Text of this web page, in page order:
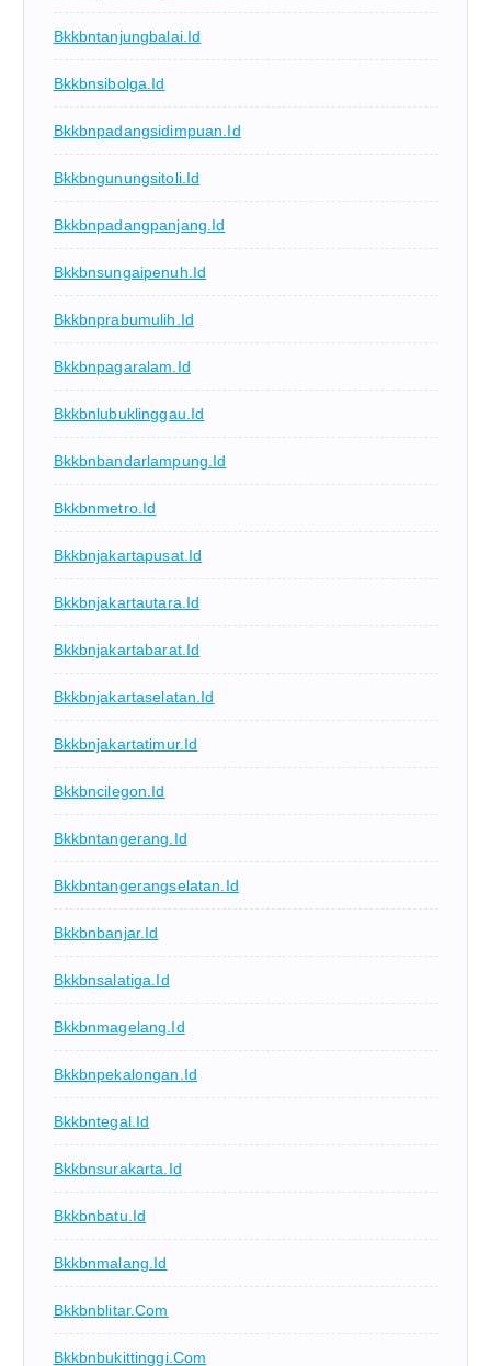
Bkkbntanjungbalai.id
Bkkbnsibolga.id
Bkkbnpadangsidimpuan.id
Bkkbngunungsitoli.id
Bkkbnpadangpanjang.id
Bkkbnsungaipenuh.id
Bkkbnprabumulih.id
Bkkbnpagaralam.id
Bkkbnlubuklinggau.id
Bkkbnbandarlampung.id
Bkkbnmetro.id
Bkkbnjakartapusat.id
Bkkbnjakartautara.id
Bkkbnjakartabarat.id
Bkkbnjakartaselatan.id
Bkkbnjakartatimur.id
Bkkbncilegon.id
Bkkbntangerang.id
Bkkbntangerangselatan.id
Bkkbnbanjar.id
Bkkbnsalatiga.id
Bkkbnmagelang.id
Bkkbnpekalongan.id
Bkkbntegal.id
Bkkbnsurakarta.id
Bkkbnbatu.id
Bkkbnmalang.id
Bkkbnblitar.com
Bkkbnbukittinggi.com